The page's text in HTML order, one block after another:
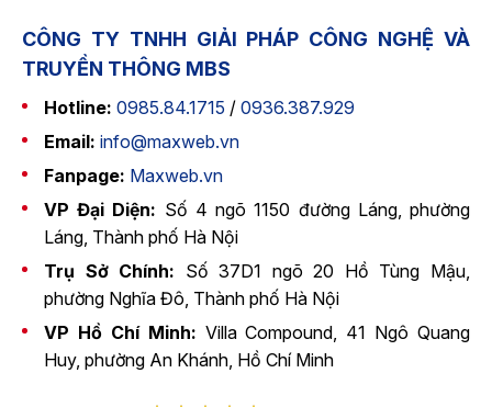
CÔNG TY TNHH GIẢI PHÁP CÔNG NGHỆ VÀ
TRUYỀN THÔNG MBS
Hotline: 0985.84.1715 / 0936.387.929
Email: info@maxweb.vn
Fanpage: Maxweb.vn
VP Đại Diện: Số 4 ngõ 1150 đường Láng, phường
Láng, Thành phố Hà Nội
Trụ Sở Chính: Số 37D1 ngõ 20 Hồ Tùng Mậu,
phường Nghĩa Đô, Thành phố Hà Nội
VP Hồ Chí Minh: Villa Compound, 41 Ngô Quang
Huy, phường An Khánh, Hồ Chí Minh